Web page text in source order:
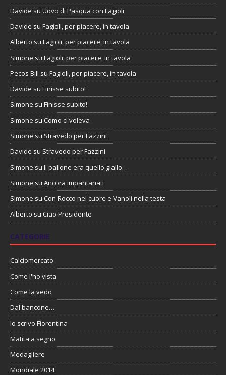
Davide su Uovo di Pasqua con Fagioli
Davide su Fagioli, per piacere, in tavola
Alberto su Fagioli, per piacere, in tavola
Simone su Fagioli, per piacere, in tavola
Pecos Bill su Fagioli, per piacere, in tavola
Davide su Finisse subito!
Simone su Finisse subito!
Simone su Como ci voleva
Simone su Stravedo per Fazzini
Davide su Stravedo per Fazzini
Simone su Il pallone era quello giallo…
Simone su Ancora impantanati
Simone su Con Rocco nel cuore e Vanoli nella testa
Alberto su Ciao Presidente
CATEGORIE
Calciomercato
Come l'ho vista
Come la vedo
Dal bancone…
Io scrivo Fiorentina
Matita a segno
Medagliere
Mondiale 2014